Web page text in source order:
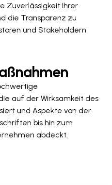
Zuverlässigkeit Ihrer
die Transparenz zu
und Stakeholdern
auf der Wirksamkeit des
und Aspekte von der
bis hin zum
abdeckt.